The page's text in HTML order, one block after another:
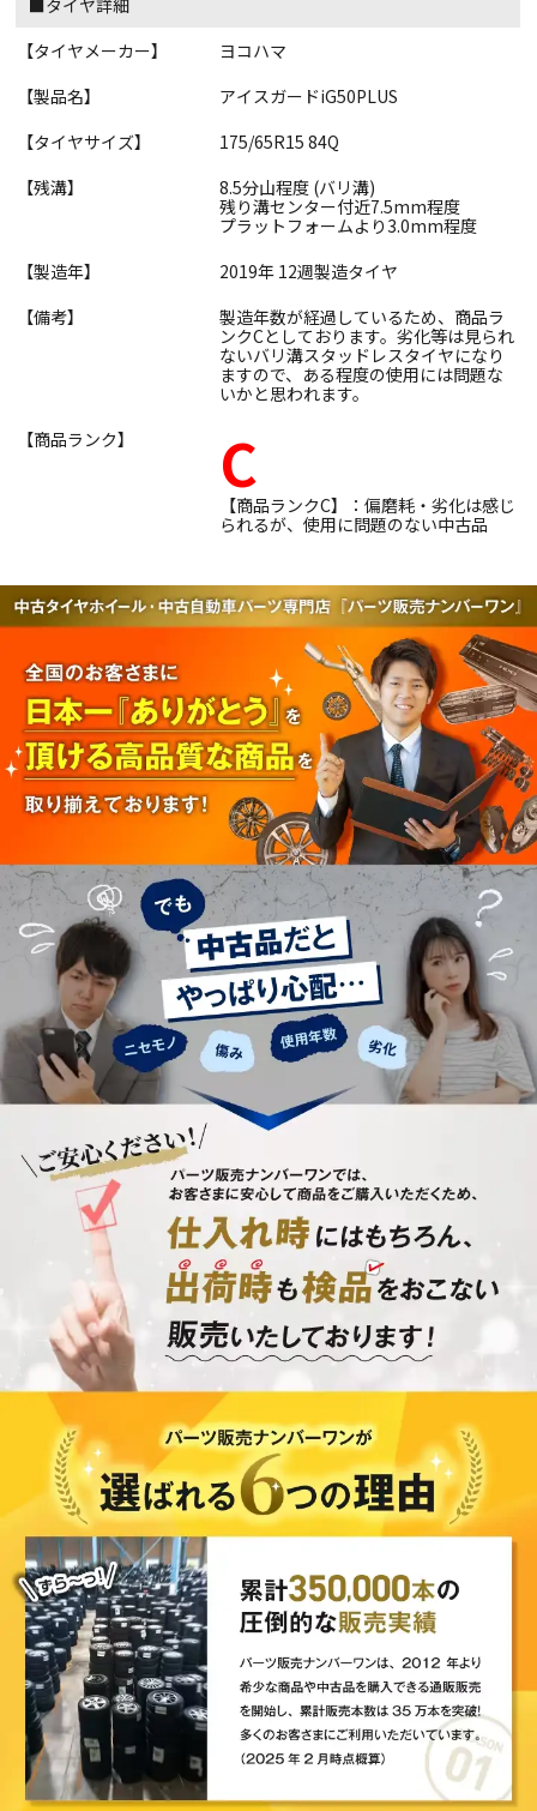
■タイヤ詳細
【タイヤメーカー】
ヨコハマ
【製品名】
アイスガードiG50PLUS
【タイヤサイズ】
175/65R15 84Q
【残溝】
8.5分山程度 (バリ溝)
残り溝センター付近7.5mm程度
プラットフォームより3.0mm程度
【製造年】
2019年 12週製造タイヤ
【備考】
製造年数が経過しているため、商品ラ
ンクCとしております。劣化等は見られ
ないバリ溝スタッドレスタイヤになり
ますので、ある程度の使用には問題な
いかと思われます。
【商品ランク】
C
【商品ランクC】：偏磨耗・劣化は感じ
られるが、使用に問題のない中古品